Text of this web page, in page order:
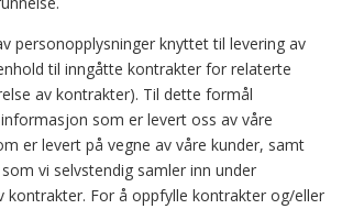
personopplysninger knyttet til levering av
til inngåtte kontrakter for relaterte
av kontrakter). Til dette formål
som er levert oss av våre
er levert på vegne av våre kunder, samt
vi selvstendig samler inn under
kontrakter. For å oppfylle kontrakter og/eller